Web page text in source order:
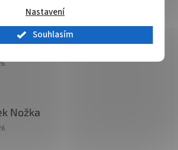
Nastavení
Souhlasím
Hurník
obchodu je 5 z 5 hvězdiček.
Nožka
obchodu je 5 z 5 hvězdiček.